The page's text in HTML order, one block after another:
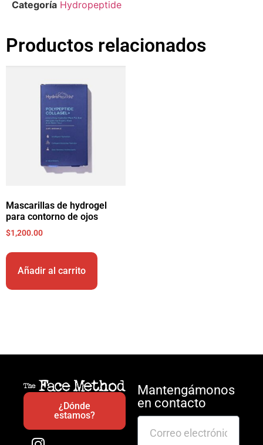
Categoría Hydropeptide
Productos relacionados
Mascarillas de hydrogel
para contorno de ojos
$1,200.00
Añadir al carrito
¿Dónde
estamos?
Mantengámonos
en contacto